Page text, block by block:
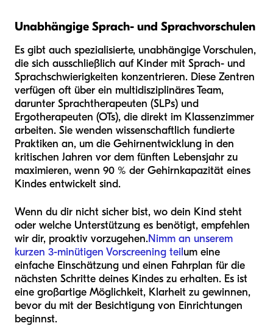
Unabhängige Sprach- und Sprachvorschulen
Es gibt auch spezialisierte, unabhängige Vorschulen,
die sich ausschließlich auf Kinder mit Sprach- und
Sprachschwierigkeiten konzentrieren. Diese Zentren
verfügen oft über ein multidisziplinäres Team,
darunter Sprachtherapeuten (SLPs) und
Ergotherapeuten (OTs), die direkt im Klassenzimmer
arbeiten. Sie wenden wissenschaftlich fundierte
Praktiken an, um die Gehirnentwicklung in den
kritischen Jahren vor dem fünften Lebensjahr zu
maximieren, wenn 90 % der Gehirnkapazität eines
Kindes entwickelt sind.
Wenn du dir nicht sicher bist, wo dein Kind steht
oder welche Unterstützung es benötigt, empfehlen
wir dir, proaktiv vorzugehen.Nimm an unserem
kurzen 3-minütigen Vorscreening teilum eine
einfache Einschätzung und einen Fahrplan für die
nächsten Schritte deines Kindes zu erhalten. Es ist
eine großartige Möglichkeit, Klarheit zu gewinnen,
bevor du mit der Besichtigung von Einrichtungen
beginnst.